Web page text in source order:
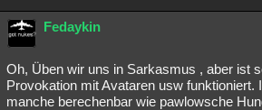
Fedaykin
Oh, Üben wir uns in Sarkasmus , aber ist
Provokation mit Avataren usw funktioniert.
manche berechenbar wie pawlowsche